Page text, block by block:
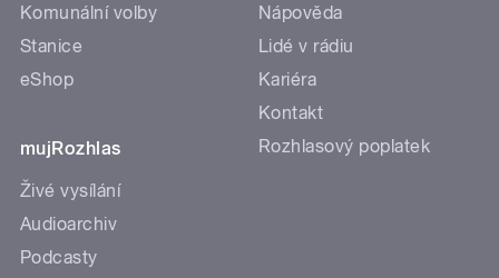
Komunální volby
Stanice
eShop
mujRozhlas
Živé vysílání
Audioarchiv
Podcasty
Nápověda
Lidé v rádiu
Kariéra
Kontakt
Rozhlasový poplatek